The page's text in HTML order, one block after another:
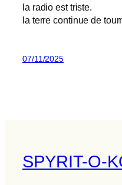
la radio est triste.
la terre continue de
07/11/2025
SPYRIT-O-